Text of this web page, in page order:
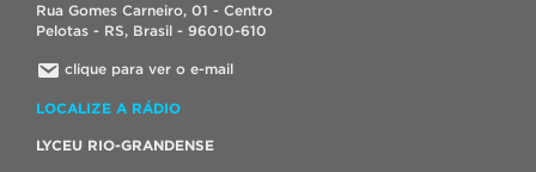
Rua Gomes Carneiro, 01 - Centro
Pelotas - RS, Brasil - 96010-610
clique para ver o e-mail
LOCALIZE A RÁDIO
LYCEU RIO-GRANDENSE